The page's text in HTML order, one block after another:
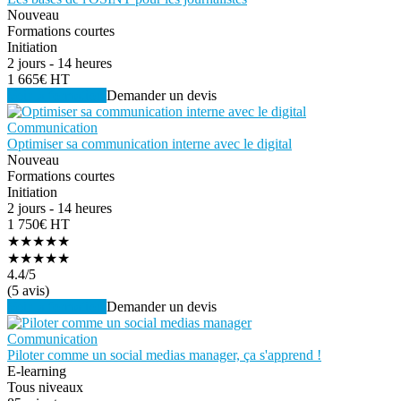
Nouveau
Formations courtes
Initiation
2 jours - 14 heures
1 665€ HT
Demander un devis
Communication
Optimiser sa communication interne avec le digital
Nouveau
Formations courtes
Initiation
2 jours - 14 heures
1 750€ HT
★★★★★
★★★★★
4.4/5
(5 avis)
Demander un devis
Communication
Piloter comme un social medias manager, ça s'apprend !
E-learning
Tous niveaux